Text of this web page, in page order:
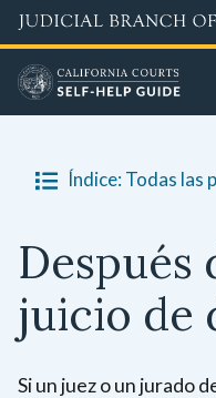
Skip
to
main
content
Índice: Todas las
Después
juicio de
Si un juez o un jurado